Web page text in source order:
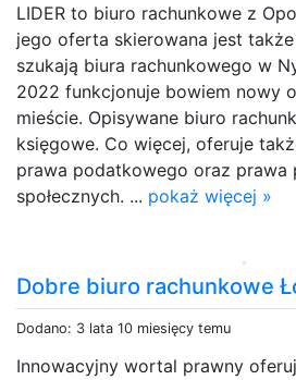
LIDER to biuro rachunkowe z
jego oferta skierowana jest
szukają biura rachunkowego w
2022 funkcjonuje bowiem nowy
mieście. Opisywane biuro
księgowe. Co więcej, oferuje
prawa podatkowego oraz prawa
społecznych. ... pokaż więcej »
Dobre biuro rachunkowe
Dodano: 3 lata 10 miesięcy temu
Innowacyjny wortal prawny